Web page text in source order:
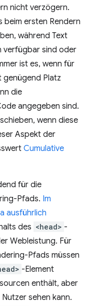
nicht verzögern.
beim ersten Rendern
während Text
verfügbar sind oder
ist es, wenn für
genügend Platz
die
angegeben sind.
wenn diese
Aspekt der
Cumulative
für die
Pfads. Im
ausführlich
des <head> -
Webleistung. Für
Pfads müssen
-Element
enthält, aber
sehen kann.